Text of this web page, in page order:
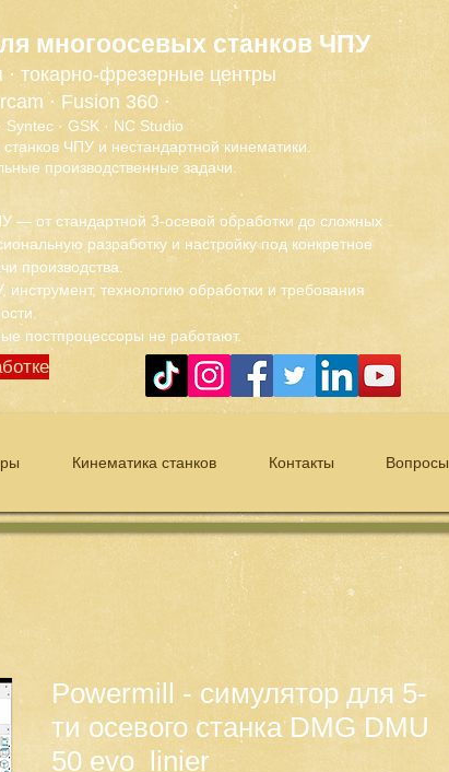
многоосевых станков ЧПУ
токарно-фрезерные центры
· Fusion 360 ·
· GSK · NC Studio
ЧПУ и нестандартной кинематики.
производственные задачи.
— от стандартной 3-осевой обработки до сложных
разработку и настройку под конкретное
производства.
технологию обработки и требования
постпроцессоры не работают.
Кинематика станков Контакты Вопросы
Powermill - симулятор для 5-
ти осевого станка DMG DMU
50 evo_linier